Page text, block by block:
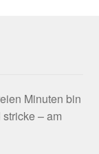
Minuten bin
– am